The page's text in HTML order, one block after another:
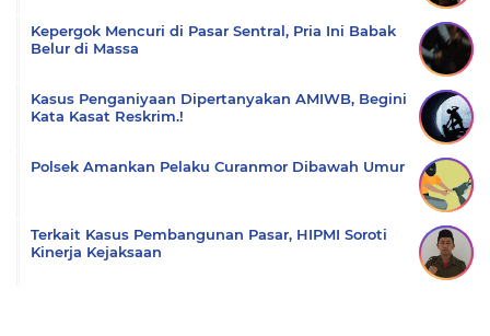
Kepergok Mencuri di Pasar Sentral, Pria Ini Babak
Belur di Massa
Kasus Penganiyaan Dipertanyakan AMIWB, Begini
Kata Kasat Reskrim.!
Polsek Amankan Pelaku Curanmor Dibawah Umur
Terkait Kasus Pembangunan Pasar, HIPMI Soroti
Kinerja Kejaksaan